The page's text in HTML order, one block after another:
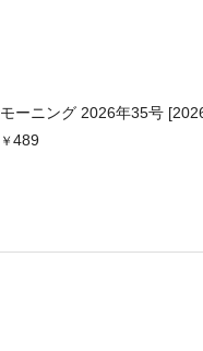
モーニング 2026年35号
489